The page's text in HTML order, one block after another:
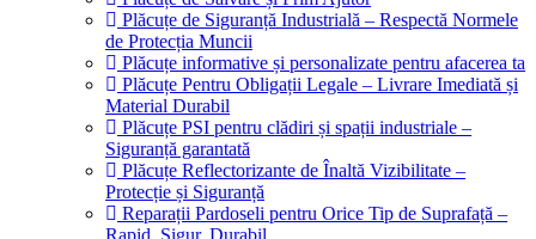
Plăcuțe de Siguranță Industrială – Respectă Normele
de Protecția Muncii
Plăcuțe informative și personalizate pentru afacerea ta
Plăcuțe Pentru Obligații Legale – Livrare Imediată și
Material Durabil
Plăcuțe PSI pentru clădiri și spații industriale –
Siguranță garantată
Plăcuțe Reflectorizante de Înaltă Vizibilitate –
Protecție și Siguranță
Reparații Pardoseli pentru Orice Tip de Suprafață –
Rapid, Sigur, Durabil